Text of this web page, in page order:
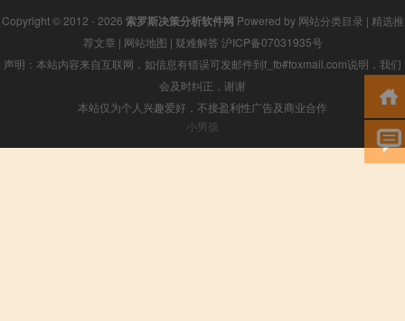
Copyright © 2012 - 2026 索罗斯决策分析软件网 Powered by 网站分类目录 | 精选推
荐文章 | 网站地图 | 疑难解答 沪ICP备07031935号
声明：本站内容来自互联网，如信息有错误可发邮件到f_fb#foxmail.com说明，我们
会及时纠正，谢谢
本站仅为个人兴趣爱好，不接盈利性广告及商业合作
小男孩